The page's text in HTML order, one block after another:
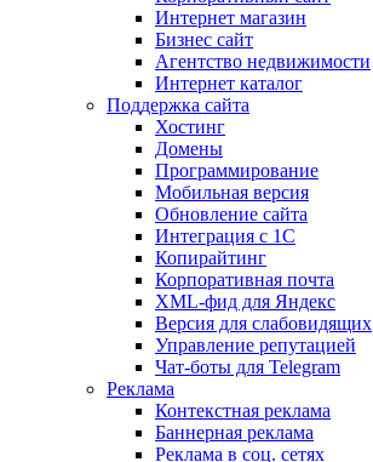
Интернет магазин
Бизнес сайт
Агентство недвижимости
Интернет каталог
Поддержка сайта
Хостинг
Домены
Программирование
Мобильная версия
Обновление сайта
Интеграция с 1С
Копирайтинг
Корпоративная почта
XML-фид для Яндекс
Версия для слабовидящих
Управление репутацией
Чат-боты для Telegram
Реклама
Контекстная реклама
Баннерная реклама
Реклама в соц. сетях